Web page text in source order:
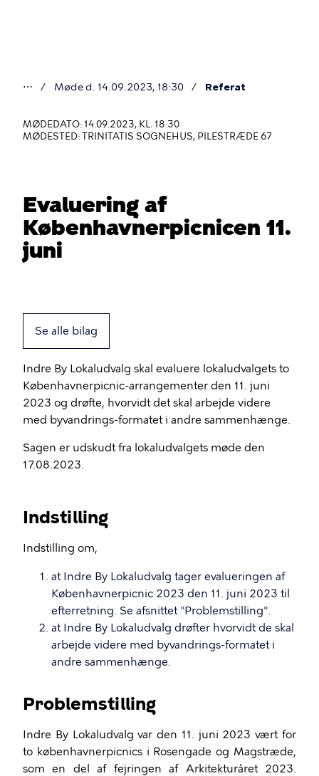
er
her
⋯ Møde d. 14.09.2023, 18:30 Referat
MØDEDATO: 14.09.2023, KL. 18:30
MØDESTED: TRINITATIS SOGNEHUS, PILESTRÆDE 67
Evaluering af
Københavnerpicnicen 11.
juni
Se alle bilag
Indre By Lokaludvalg skal evaluere lokaludvalgets to
Københavnerpicnic-arrangementer den 11. juni
2023 og drøfte, hvorvidt det skal arbejde videre
med byvandrings-formatet i andre sammenhænge.
Sagen er udskudt fra lokaludvalgets møde den
17.08.2023.
Indstilling
Indstilling om,
at Indre By Lokaludvalg tager evalueringen af
Københavnerpicnic 2023 den 11. juni 2023 til
efterretning. Se afsnittet "Problemstilling".
at Indre By Lokaludvalg drøfter hvorvidt de skal
arbejde videre med byvandrings-formatet i
andre sammenhænge.
Problemstilling
Indre By Lokaludvalg var den 11. juni 2023 vært for
to københavnerpicnics i Rosengade og Magstræde,
som en del af fejringen af Arkitekturåret 2023.